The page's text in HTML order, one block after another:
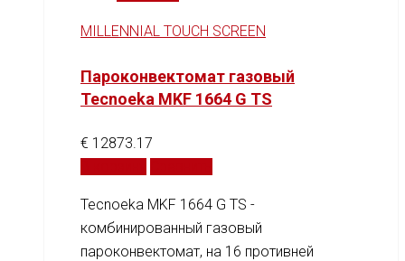
MILLENNIAL TOUCH SCREEN
Пароконвектомат газовый
Tecnoeka MKF 1664 G TS
€ 12873.17
Tecnoeka MKF 1664 G TS -
комбинированный газовый
пароконвектомат, на 16 противней